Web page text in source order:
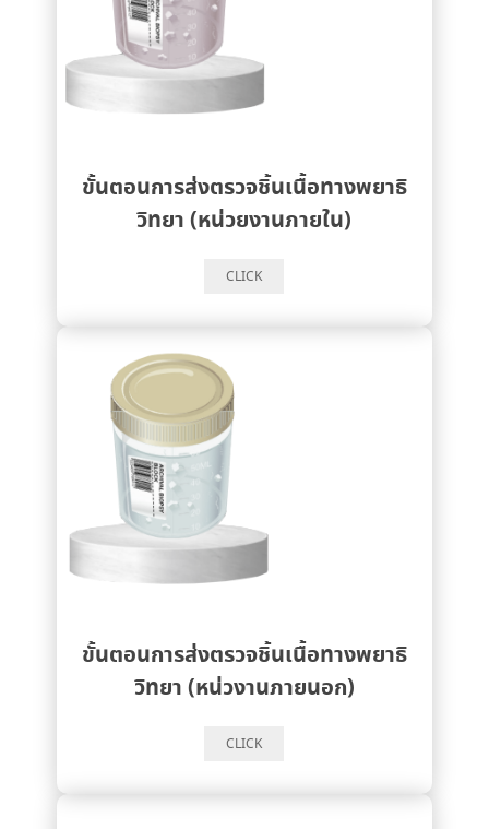
ขั้นตอนการส่งตรวจชิ้นเนื้อทางพยาธิ
วิทยา (หน่วยงานภายใน)
CLICK
ขั้นตอนการส่งตรวจชิ้นเนื้อทางพยาธิ
วิทยา (หน่วงานภายนอก)
CLICK